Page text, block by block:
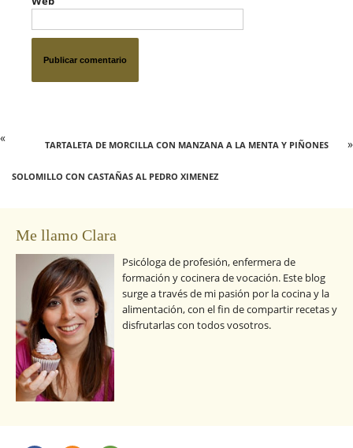
TARTALETA DE MORCILLA CON MANZANA A LA MENTA Y PIÑONES »
«
SOLOMILLO CON CASTAÑAS AL PEDRO XIMENEZ
Me llamo Clara
Psicóloga de profesión, enfermera de
formación y cocinera de vocación. Este blog
surge a través de mi pasión por la cocina y la
alimentación, con el fin de compartir recetas y
disfrutarlas con todos vosotros.